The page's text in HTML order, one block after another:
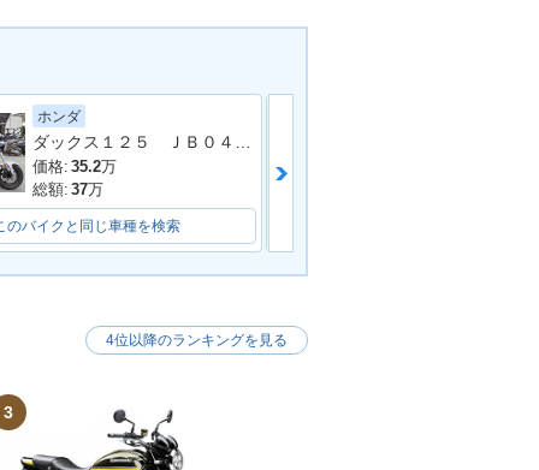
ホンダ
価格: 35.2万
総額: 37万
のバイクと同じ車種を検索
3
4位以降のランキングを見る